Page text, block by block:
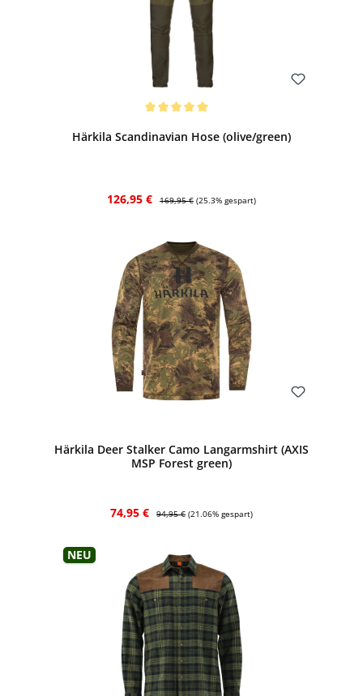
Härkila Scandinavian Hose (olive/green)
Verkaufspreis:
126,95 € Regulärer Preis:
169,95 € (25.3% gespart)
Härkila Deer Stalker Camo Langarmshirt (AXIS
MSP Forest green)
Verkaufspreis:
74,95 € 94,95 € (21.06% gespart)
Neu